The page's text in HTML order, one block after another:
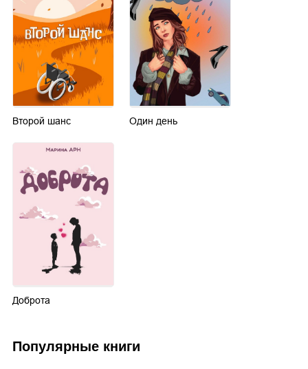
Второй шанс Один день
Доброта
Популярные книги